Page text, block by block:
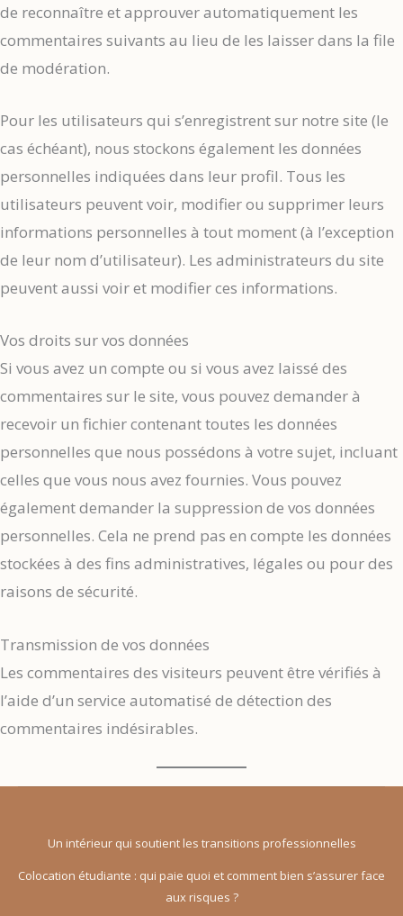
de reconnaître et approuver automatiquement les
commentaires suivants au lieu de les laisser dans la file
de modération.
Pour les utilisateurs qui s’enregistrent sur notre site (le
cas échéant), nous stockons également les données
personnelles indiquées dans leur profil. Tous les
utilisateurs peuvent voir, modifier ou supprimer leurs
informations personnelles à tout moment (à l’exception
de leur nom d’utilisateur). Les administrateurs du site
peuvent aussi voir et modifier ces informations.
Vos droits sur vos données
Si vous avez un compte ou si vous avez laissé des
commentaires sur le site, vous pouvez demander à
recevoir un fichier contenant toutes les données
personnelles que nous possédons à votre sujet, incluant
celles que vous nous avez fournies. Vous pouvez
également demander la suppression de vos données
personnelles. Cela ne prend pas en compte les données
stockées à des fins administratives, légales ou pour des
raisons de sécurité.
Transmission de vos données
Les commentaires des visiteurs peuvent être vérifiés à
l’aide d’un service automatisé de détection des
commentaires indésirables.
Un intérieur qui soutient les transitions professionnelles
Colocation étudiante : qui paie quoi et comment bien s’assurer face
aux risques ?